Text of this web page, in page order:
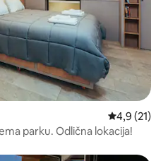
Prosječna
4,9 (21)
parku. Odlična lokacija!